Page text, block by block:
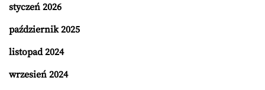
styczeń 2026
październik 2025
listopad 2024
wrzesień 2024